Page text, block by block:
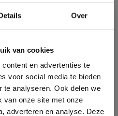
Over
van cookies
en advertenties te
voor social media te bieden
te analyseren. Ook delen we
van onze site met onze
adverteren en analyse. Deze
showtuin
maakt
cookies.
was deleted and is no
contact the website
cookies om de
te verbeteren. Door
onze website geeft u
voor alle cookies in
ons cookiebeleid.Lees